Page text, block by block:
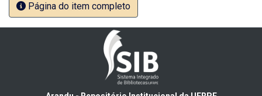
Página do item completo